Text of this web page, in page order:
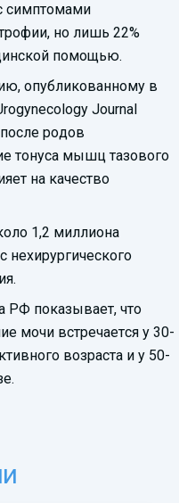
симптомами
но лишь 22%
помощью.
опубликованному в
Journal
родов
тонуса мышц тазового
на качество
1,2 миллиона
нехирургического
РФ показывает, что
мочи встречается у 30-
возраста и у 50-